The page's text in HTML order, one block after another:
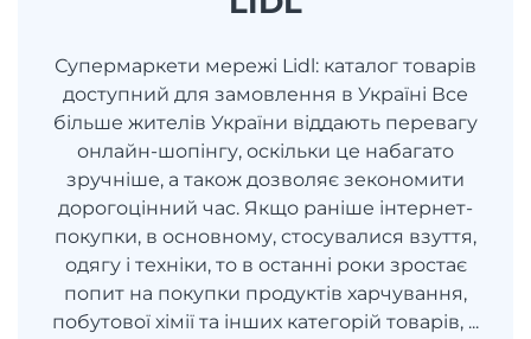
Супермаркети мережі Lidl: каталог товарів
доступний для замовлення в Україні Все
більше жителів України віддають перевагу
онлайн-шопінгу, оскільки це набагато
зручніше, а також дозволяє зекономити
дорогоцінний час. Якщо раніше інтернет-
покупки, в основному, стосувалися взуття,
одягу і техніки, то в останні роки зростає
попит на покупки продуктів харчування,
побутової хімії та інших категорій товарів, ...